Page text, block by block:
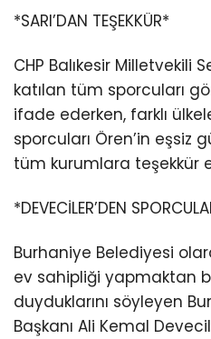
*SARI’DAN TEŞEKKÜR*
CHP Balıkesir Milletvekili
katılan tüm sporcuları
ifade ederken, farklı
sporcuları Ören’in eşsiz
tüm kurumlara teşekkür
*DEVECİLER’DEN
Burhaniye Belediyesi
ev sahipliği yapmaktan
duyduklarını söyleyen
Başkanı Ali Kemal